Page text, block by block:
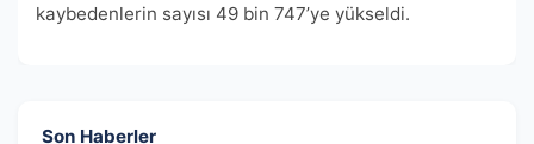
kaybedenlerin sayısı 49 bin 747’ye yükseldi.
Son Haberler